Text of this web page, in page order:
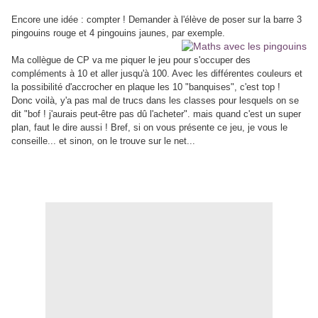
Encore une idée : compter ! Demander à l'élève de poser sur la barre 3
pingouins rouge et 4 pingouins jaunes, par exemple.
Ma collègue de CP va me piquer le jeu pour s'occuper des
compléments à 10 et aller jusqu'à 100. Avec les différentes couleurs et
la possibilité d'accrocher en plaque les 10 "banquises", c'est top !
Donc voilà, y'a pas mal de trucs dans les classes pour lesquels on se
dit "bof ! j'aurais peut-être pas dû l'acheter". mais quand c'est un super
plan, faut le dire aussi ! Bref, si on vous présente ce jeu, je vous le
conseille... et sinon, on le trouve sur le net...